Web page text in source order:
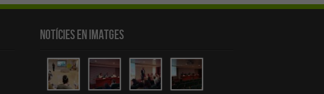
Notícies en Imatges